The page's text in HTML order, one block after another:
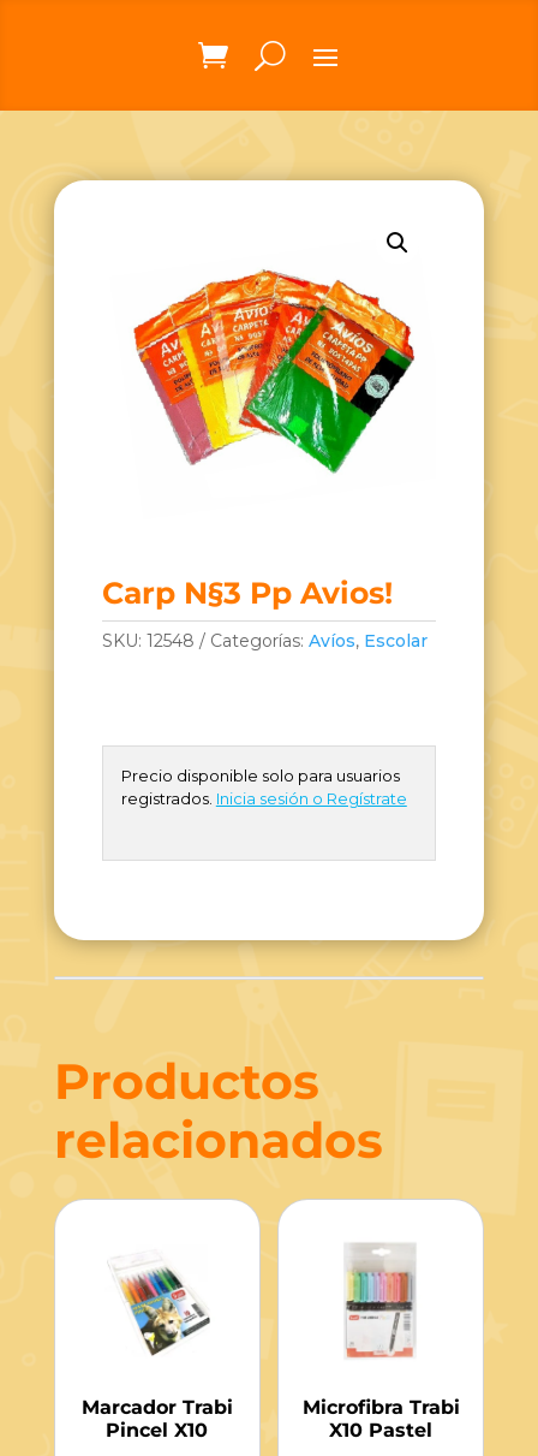
Carp N§3 Pp Avios!
SKU: 12548 Categorías: Avíos, Escolar
Precio disponible solo para usuarios
registrados. Inicia sesión o Regístrate
Productos
relacionados
Marcador Trabi
Pincel X10
Microfibra Trabi
X10 Pastel